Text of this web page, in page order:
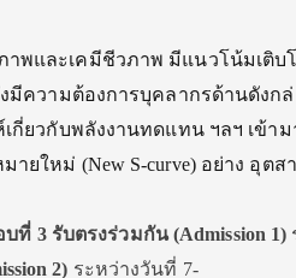
าพและเคมีชีวภาพ มีแนวโน้มเติบ
มีความต้องการบุคลากรด้านดังก
กี่ยวกับพลังงานทดแทน ฯลฯ เข้าม
ยใหม่ (New S-curve) อย่าง อุตส
บที่ 3 รับตรงร่วมกัน (Admission 1)
2) ระหว่างวันที่ 7-